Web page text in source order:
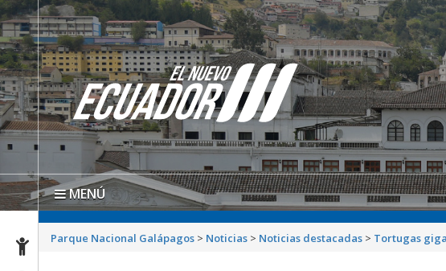
MENÚ
Parque Nacional Galápagos > Noticias > Noticias destacadas > Tortugas